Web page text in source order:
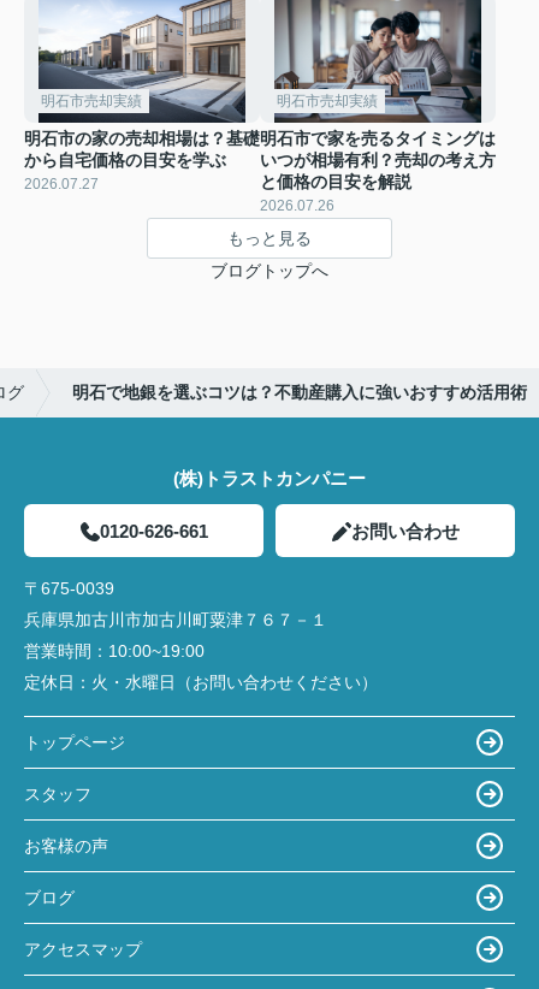
明石市売却実績
明石市の家の売却相場は？基礎
から自宅価格の目安を学ぶ
2026.07.27
明石市売却実績
明石市で家を売るタイミングは
いつが相場有利？売却の考え方
と価格の目安を解説
2026.07.26
もっと見る
ブログトップへ
グ 明石で地銀を選ぶコツは？不動産購入に強いおすすめ活用術
(株)トラストカンパニー
0120-626-661 お問い合わせ
〒675-0039
兵庫県加古川市加古川町粟津７６７－１
営業時間： 10:00~19:00
定休日： 火・水曜日（お問い合わせください）
トップページ
スタッフ
お客様の声
ブログ
アクセスマップ